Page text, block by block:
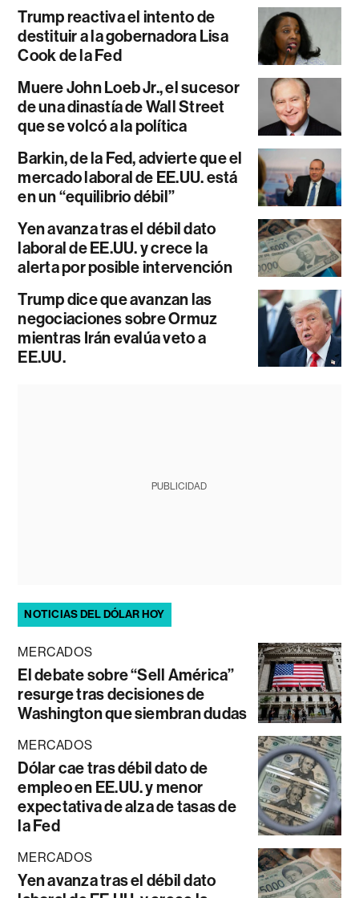
Trump reactiva el intento de
destituir a la gobernadora Lisa
Cook de la Fed
Muere John Loeb Jr., el sucesor
de una dinastía de Wall Street
que se volcó a la política
Barkin, de la Fed, advierte que el
mercado laboral de EE.UU. está
en un “equilibrio débil”
Yen avanza tras el débil dato
laboral de EE.UU. y crece la
alerta por posible intervención
Trump dice que avanzan las
negociaciones sobre Ormuz
mientras Irán evalúa veto a
EE.UU.
PUBLICIDAD
NOTICIAS DEL DÓLAR HOY
MERCADOS
El debate sobre “Sell América”
resurge tras decisiones de
Washington que siembran dudas
MERCADOS
Dólar cae tras débil dato de
empleo en EE.UU. y menor
expectativa de alza de tasas de
la Fed
MERCADOS
Yen avanza tras el débil dato